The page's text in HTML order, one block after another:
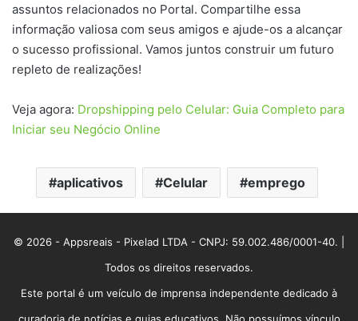
assuntos relacionados no Portal. Compartilhe essa
informação valiosa com seus amigos e ajude-os a alcançar
o sucesso profissional. Vamos juntos construir um futuro
repleto de realizações!
Veja agora: Dropshipping pelo Celular: Guia Completo para
Iniciar seu Negócio Online
aplicativos Celular emprego
© 2026 - Appsreais - Pixelad LTDA - CNPJ: 59.002.486/0001-40. |
Todos os direitos reservados.
Este portal é um veículo de imprensa independente dedicado à